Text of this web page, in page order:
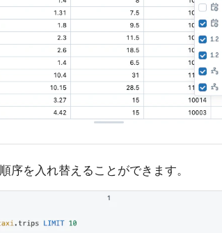
序を入れ替えることができます。